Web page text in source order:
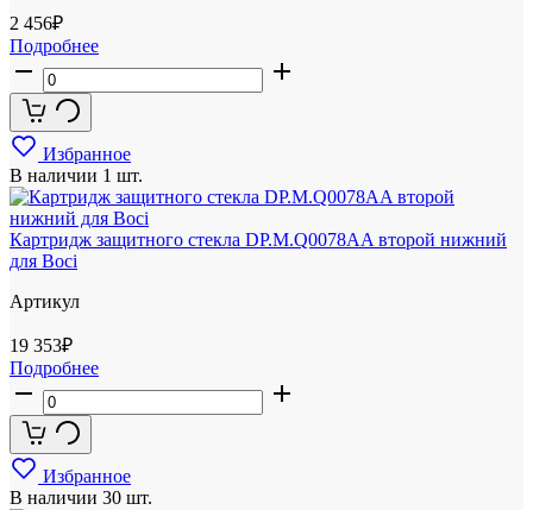
2 456₽
Подробнее
Избранное
В наличии 1 шт.
Картридж защитного стекла DP.M.Q0078AA второй нижний
для Boci
Артикул
19 353₽
Подробнее
Избранное
В наличии 30 шт.